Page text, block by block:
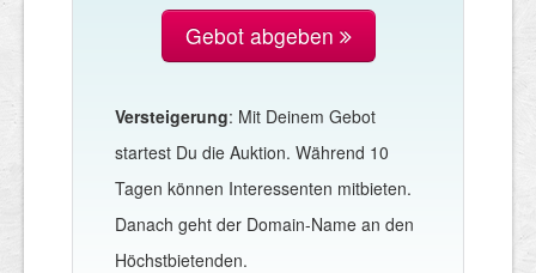
Gebot abgeben
Versteigerung: Mit Deinem Gebot
startest Du die Auktion. Während 10
Tagen können Interessenten mitbieten.
Danach geht der Domain-Name an den
Höchstbietenden.